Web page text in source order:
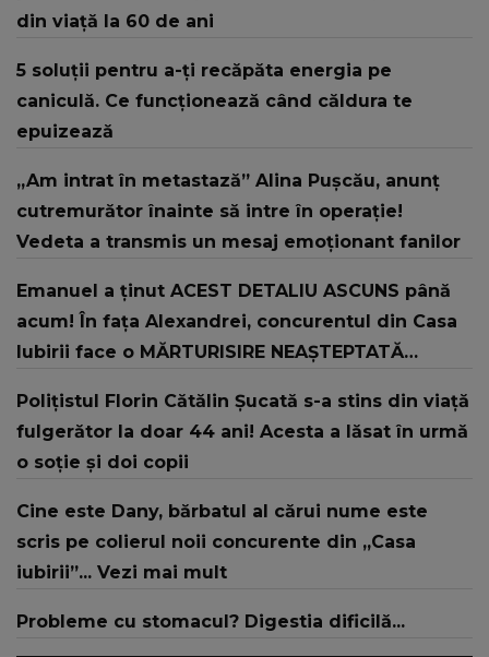
din viață la 60 de ani
5 soluții pentru a-ți recăpăta energia pe
caniculă. Ce funcționează când căldura te
epuizează
„Am intrat în metastază” Alina Pușcău, anunț
cutremurător înainte să intre în operație!
Vedeta a transmis un mesaj emoționant fanilor
Emanuel a ținut ACEST DETALIU ASCUNS până
acum! În fața Alexandrei, concurentul din Casa
Iubirii face o MĂRTURISIRE NEAȘTEPTATĂ
te iubesc pentru că..."
Polițistul Florin Cătălin Șucată s-a stins din viață
fulgerător la doar 44 ani! Acesta a lăsat în urmă
o soție și doi copii
Cine este Dany, bărbatul al cărui nume este
scris pe colierul noii concurente din „Casa
iubirii”... Vezi mai mult
Probleme cu stomacul? Digestia dificilă...